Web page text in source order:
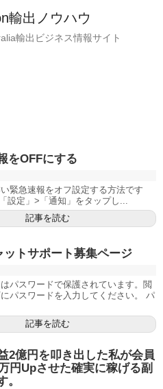
輸出ノウハウ
輸出ビジネス情報サイト
をOFFにする
緊急速報をオフ設定する方法です
設定」>「通知」をタップし...
記事を読む
トサポート募集ページ
パスワードで保護されています。閲
パスワードを入力してください。 パ
記事を読む
2億円を叩き出した私が会員
円Upさせた確実に稼げる副
。